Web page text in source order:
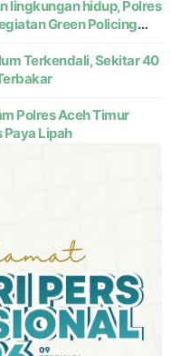
lingkungan hidup, Polres
Green Policing
Terkendali, Sekitar 40
Polres Aceh Timur
Paya Lipah